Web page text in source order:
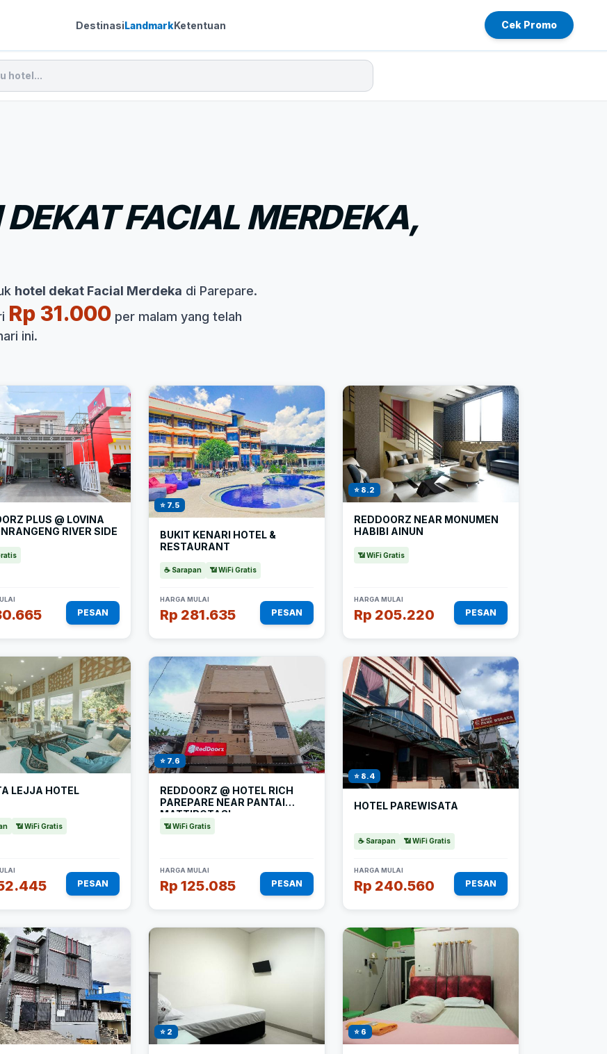
DestinasiLandmarkKetentuan Cek Promo
FACIAL MERDEKA,
hotel dekat Facial Merdeka di Parepare.
Rp 31.000 per malam yang telah
ini.
PLUS @ LOVINA
RIVER SIDE
PESAN
⭐ 7.5
BUKIT KENARI HOTEL &
RESTAURANT
☕ Sarapan 📶 WiFi Gratis
HARGA MULAI
Rp 281.635 PESAN
⭐ 8.2
REDDOORZ NEAR MONUMEN
HABIBI AINUN
📶 WiFi Gratis
HARGA MULAI
Rp 205.220 PESAN
LEJJA HOTEL
📶 WiFi Gratis
PESAN
⭐ 7.6
REDDOORZ @ HOTEL RICH
PAREPARE NEAR PANTAI
MATTIROTASI
📶 WiFi Gratis
HARGA MULAI
Rp 125.085 PESAN
⭐ 8.4
HOTEL PAREWISATA
☕ Sarapan 📶 WiFi Gratis
HARGA MULAI
Rp 240.560 PESAN
⭐ 2 ⭐ 6